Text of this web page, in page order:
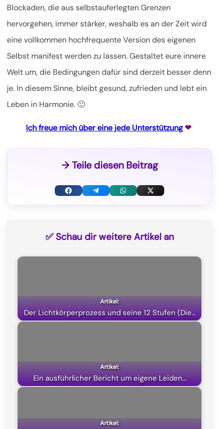
Blockaden, die aus selbstauferlegten Grenzen
hervorgehen, immer stärker, weshalb es an der Zeit wird
eine vollkommen hochfrequente Version des eigenen
Selbst manifest werden zu lassen. Gestaltet eure innere
Welt um, die Bedingungen dafür sind derzeit besser denn
je. In diesem Sinne, bleibt gesund, zufrieden und lebt ein
Leben in Harmonie. 🙂
Ich freue mich über eine jede Unterstützung❤
→ Teile diesen Beitrag
F
o
k
T
a
m
W
p
p
X
T
t
e
✅ Schau dir weitere Artikel an
Der Lichtkörperprozess und seine 12 Stufen (Die…
Ein ausführlicher Bericht um eigene Leiden…